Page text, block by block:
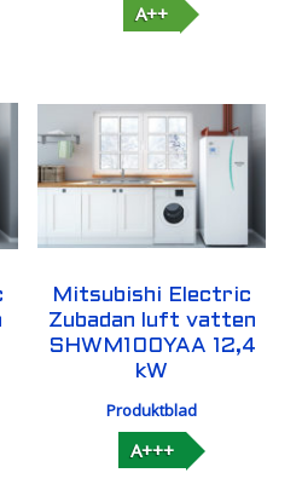
A++
Mitsubishi Electric
Zubadan luft vatten
SHWM100YAA 12,4
kW
Produktblad
A+++